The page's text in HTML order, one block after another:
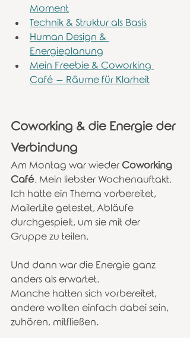
Moment
Technik & Struktur als Basis
Human Design &
Energieplanung
Mein Freebie & Coworking
Café – Räume für Klarheit
Coworking & die Energie der
Verbindung
Am Montag war wieder Coworking
Café. Mein liebster Wochenauftakt.
Ich hatte ein Thema vorbereitet,
MailerLite getestet, Abläufe
durchgespielt, um sie mit der
Gruppe zu teilen.
Und dann war die Energie ganz
anders als erwartet.
Manche hatten sich vorbereitet,
andere wollten einfach dabei sein,
zuhören, mitfließen.